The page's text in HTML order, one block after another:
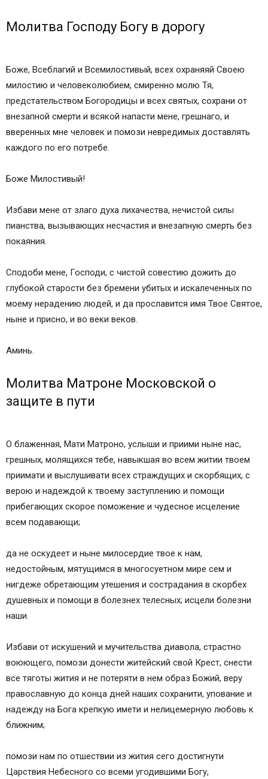
Молитва Господу Богу в дорогу
Боже, Всеблагий и Всемилостивый, всех охраняяй Своею
милостию и человеколюбием, смиренно молю Тя,
предстательством Богородицы и всех святых, сохрани от
внезапной смерти и всякой напасти мене, грешнаго, и
вверенных мне человек и помози невредимых доставлять
каждого по его потребе.
Боже Милостивый!
Избави мене от злаго духа лихачества, нечистой силы
пианства, вызывающих несчастия и внезапную смерть без
покаяния.
Сподоби мене, Господи, с чистой совестию дожить до
глубокой старости без бремени убитых и искалеченных по
моему нерадению людей, и да прославится имя Твое Святое,
ныне и присно, и во веки веков.
Аминь.
Молитва Матроне Московской о
защите в пути
О блаженная, Мати Матроно, услыши и приими ныне нас,
грешных, молящихся тебе, навыкшая во всем житии твоем
приимати и выслушивати всех страждущих и скорбящих, с
верою и надеждой к твоему заступлению и помощи
прибегающих скорое поможение и чудесное исцеление
всем подавающи;
да не оскудеет и ныне милосердие твое к нам,
недостойным, мятущимся в многосуетном мире сем и
нигдеже обретающим утешения и сострадания в скорбех
душевных и помощи в болезнех телесных; исцели болезни
наши.
Избави от искушений и мучительства диавола, страстно
воюющего, помози донести житейский свой Крест, снести
все тяготы жития и не потеряти в нем образ Божий, веру
православную до конца дней наших сохранити, упование и
надежду на Бога крепкую имети и нелицемерную любовь к
ближним;
помози нам по отшествии из жития сего достигнути
Царствия Небесного со всеми угодившими Богу,